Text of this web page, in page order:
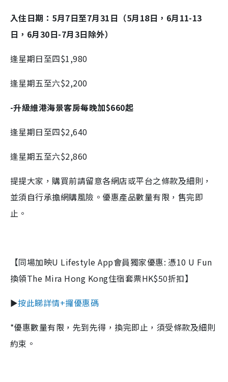
入住日期：5月7日至7月31日（5月18日，6月11-13
日，6月30日-7月3日除外）
逢星期日至四$1,980
逢星期五至六$2,200
-升級維港海景客房每晚加$660起
逢星期日至四$2,640
逢星期五至六$2,860
提提大家，購買前請留意各網店或平台之條款及細則，
並須自行承擔網購風險。優惠產品數量有限，售完即
止。
【同場加映U Lifestyle App會員獨家優惠: 憑10 U Fun
換領The Mira Hong Kong住宿套票HK$50折扣】
►按此睇詳情+攞優惠碼
*優惠數量有限，先到先得，換完即止，須受條款及細則
約束。